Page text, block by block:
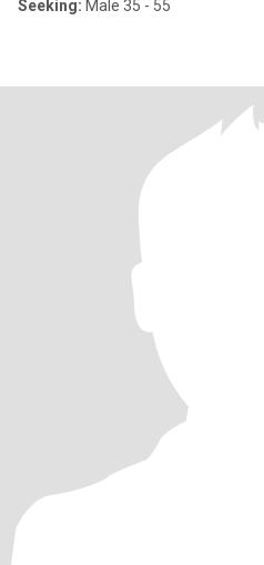
Seeking: Male 35 - 55